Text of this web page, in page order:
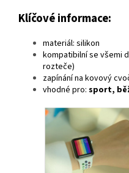
Klíčové informace:
materiál: silikon
kompatibilní se všemi
rozteče)
zapínání na kovový
vhodné pro: sport,